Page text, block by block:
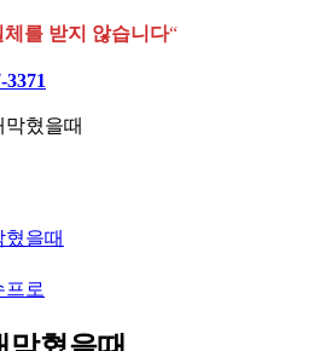
를 받지 않습니다“
을때
프로